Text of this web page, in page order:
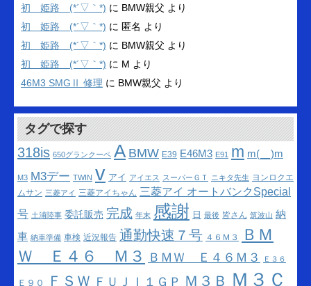
ブ
初 姫路 (*´▽｀*) に BMW親父 より
初 姫路 (*´▽｀*) に 匿名 より
初 姫路 (*´▽｀*) に BMW親父 より
初 姫路 (*´▽｀*) に M より
46M3 SMGⅡ 修理 に BMW親父 より
タグで探す
318is 650グランクーペ A BMW E39 E46M3 E91 m m(__)m
M3 M3デー TWIN v アイ アイエス スーパーＧＴ ニキタ先生 ヨンロクエ
ムサン 三菱アイ 三菱アイちゃん 三菱アイ オートバンクSpecial
号 土浦陸事 委託販売 完成 年末 感謝 日 最後 皆さん 筑波山 納
車 納車準備 車検 近況報告 通勤快速７号 ４６Ｍ３
ＢＭ
Ｗ Ｅ４６ Ｍ３
ＢＭＷ Ｅ４６Ｍ３ Ｅ３６
Ｅ９０ ＦＳＷ ＦＵＪＩ１ＧＰ Ｍ３Ｂ Ｍ３Ｃ